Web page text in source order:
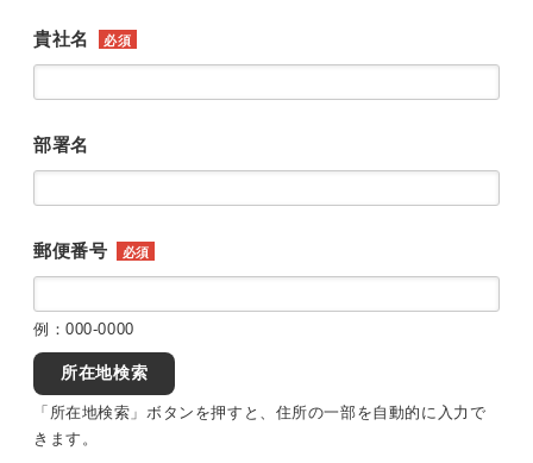
貴社名 必須
部署名
郵便番号 必須
例：000-0000
所在地検索
「所在地検索」ボタンを押すと、住所の一部を自動的に入力で
きます。